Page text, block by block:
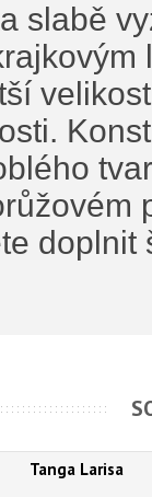
slabě
Tanga Larisa